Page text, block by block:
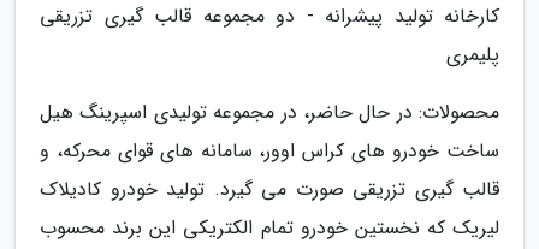
کارخانه تولید پیشرانه - دو مجموعه قالب گیری تزریقی
پلیمری
محصولات: در حال حاضر، در مجموعه تولیدی اسپرینگ هیل
ساخت خودرو های کراس اوور، سامانه های قوای محرکه، و
قالب گیری تزریقی صورت می گیرد. تولید خودرو کادیلاک
لیریک که نخستین خودرو تمام الکتریکی این برند محسوب